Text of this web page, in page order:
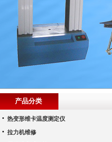
产品分类
热变形维卡温度测定仪
拉力机维修